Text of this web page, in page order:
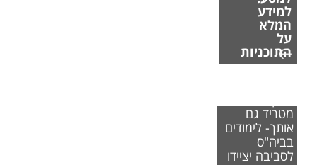
למידע
המלא
על
התוכניות
מטריד גם
אותך- לימודים
בביה"ס
לסביבה יציידו